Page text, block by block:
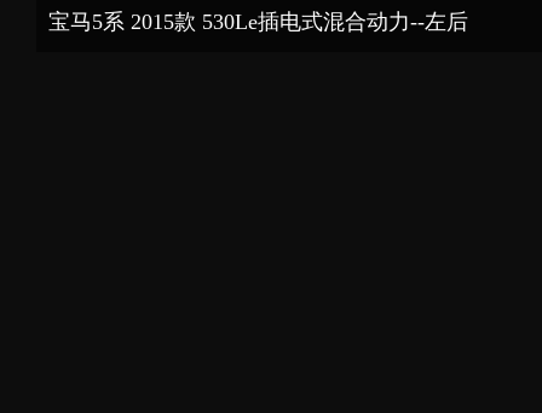
宝马5系 2015款 530Le插电式混合动力--左后